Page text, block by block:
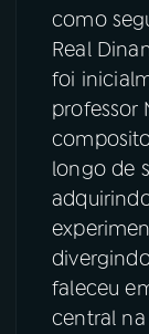
como
Real
foi
professor
longo de
faleceu
central na